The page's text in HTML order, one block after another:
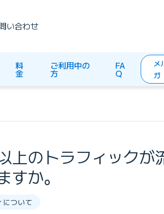
い合わせ
料
金
ご利用中の
方
FA
Q
メ
ガ
上のトラフィックが
か。
ついて